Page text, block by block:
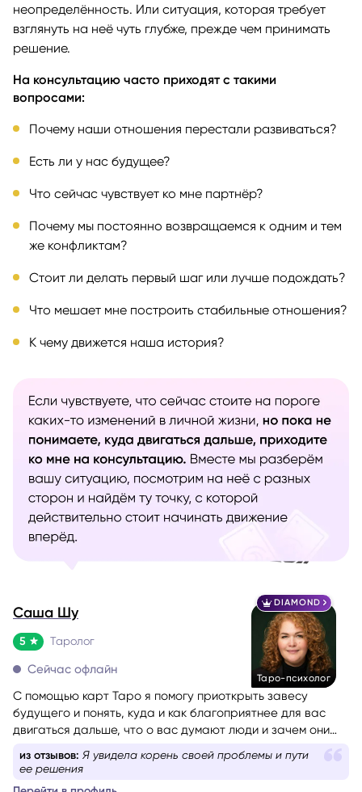
неопределённость. Или ситуация, которая требует
взглянуть на неё чуть глубже, прежде чем принимать
решение.
На консультацию часто приходят с такими
вопросами:
Почему наши отношения перестали развиваться?
Есть ли у нас будущее?
Что сейчас чувствует ко мне партнёр?
Почему мы постоянно возвращаемся к одним и тем
же конфликтам?
Стоит ли делать первый шаг или лучше подождать?
Что мешает мне построить стабильные отношения?
К чему движется наша история?
DIAMOND
Таро-психолог
Саша Шу
5 Таролог
Сейчас офлайн
С помощью карт Таро я помогу приоткрыть завесу
будущего и понять, куда и как благоприятнее для вас
двигаться дальше, что о вас думают люди и зачем они
из отзывов: Я увидела корень своей проблемы и пути
ее решения